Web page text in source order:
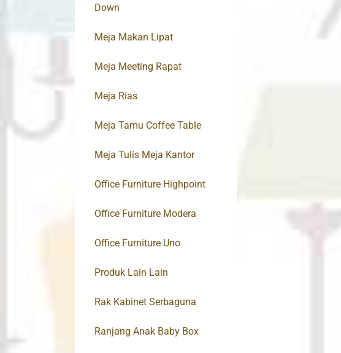
Down
Meja Makan Lipat
Meja Meeting Rapat
Meja Rias
Meja Tamu Coffee Table
Meja Tulis Meja Kantor
Office Furniture Highpoint
Office Furniture Modera
Office Furniture Uno
Produk Lain Lain
Rak Kabinet Serbaguna
Ranjang Anak Baby Box